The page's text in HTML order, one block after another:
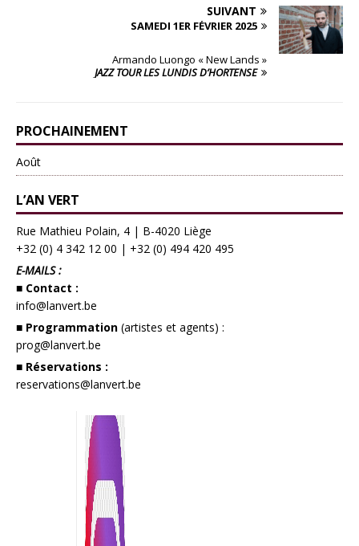
SUIVANT
SAMEDI 1ER FÉVRIER 2025
Armando Luongo « New Lands »
JAZZ TOUR LES LUNDIS D’HORTENSE
PROCHAINEMENT
Août
L’AN VERT
Rue Mathieu Polain, 4 | B-4020 Liège
+32 (0) 4 342 12 00 | +32 (0) 494 420 495
E-MAILS :
■ Contact :
info@lanvert.be
■ Programmation (artistes et agents) :
prog@lanvert.be
■ Réservations :
reservations@lanvert.be